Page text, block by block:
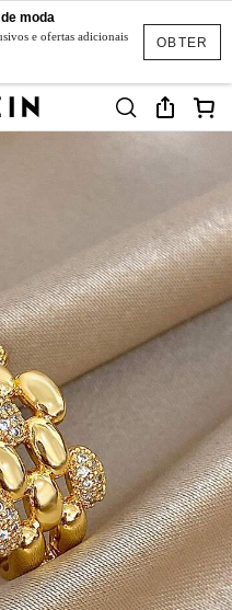
OBTER
moda
e ofertas adicionais